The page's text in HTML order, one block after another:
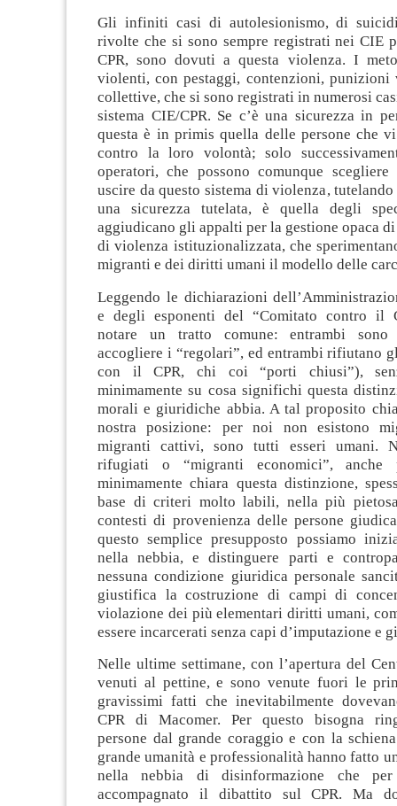
Gli infiniti casi di autolesionismo, di
rivolte che si sono sempre registrati nei CIE
CPR, sono dovuti a questa violenza. I
violenti, con pestaggi, contenzioni, punizioni
collettive, che si sono registrati in numerosi
sistema CIE/CPR. Se c’è una sicurezza in
questa è in primis quella delle persone che
contro la loro volontà; solo
operatori, che possono comunque
uscire da questo sistema di violenza, tutelando
una sicurezza tutelata, è quella degli
aggiudicano gli appalti per la gestione opaca
di violenza istituzionalizzata, che
migranti e dei diritti umani il modello delle
Leggendo le dichiarazioni
e degli esponenti del “Comitato contro il
notare un tratto comune: entrambi
accogliere i “regolari”, ed entrambi rifiutano
con il CPR, chi coi “porti chiusi”),
minimamente su cosa significhi questa
morali e giuridiche abbia. A tal proposito
nostra posizione: per noi non esistono
migranti cattivi, sono tutti esseri umani.
rifugiati o “migranti economici”, anche
minimamente chiara questa distinzione,
base di criteri molto labili, nella più
contesti di provenienza delle persone
questo semplice presupposto possiamo
nella nebbia, e distinguere parti e
nessuna condizione giuridica personale
giustifica la costruzione di campi di
violazione dei più elementari diritti umani,
essere incarcerati senza capi d’imputazione e
Nelle ultime settimane, con l’apertura del
venuti al pettine, e sono venute fuori le
gravissimi fatti che inevitabilmente
CPR di Macomer. Per questo bisogna
persone dal grande coraggio e con la
grande umanità e professionalità hanno fatto
nella nebbia di disinformazione che
accompagnato il dibattito sul CPR. Ma